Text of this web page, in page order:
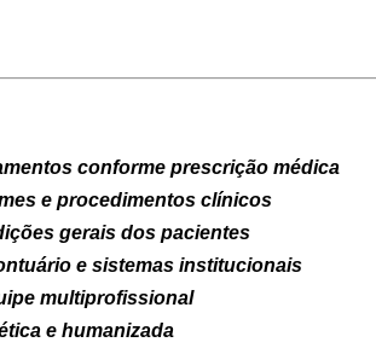
conforme prescrição médica
e procedimentos clínicos
gerais dos pacientes
e sistemas institucionais
multiprofissional
e humanizada